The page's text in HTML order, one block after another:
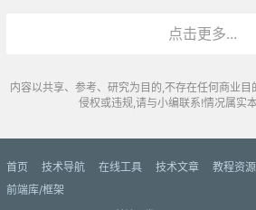
点击更多...
内容以共享、参考、研究为目的,不存在任何商业
侵权或违规,请与小编联系!情况属实
首页 技术导航 在线工具 技术文章 教程资源
前端库/框架